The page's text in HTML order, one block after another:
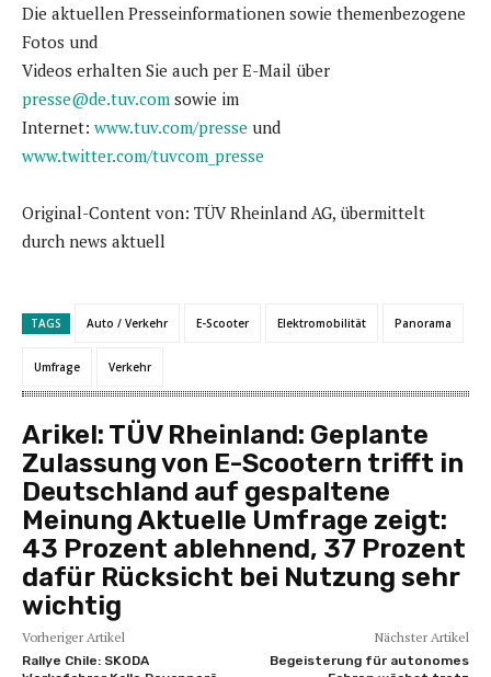
Die aktuellen Presseinformationen sowie themenbezogene
Fotos und
Videos erhalten Sie auch per E-Mail über
presse@de.tuv.com sowie im
Internet: www.tuv.com/presse und
www.twitter.com/tuvcom_presse
Original-Content von: TÜV Rheinland AG, übermittelt
durch news aktuell
TAGS Auto / Verkehr E-Scooter Elektromobilität Panorama
Umfrage Verkehr
Arikel: TÜV Rheinland: Geplante
Zulassung von E-Scootern trifft in
Deutschland auf gespaltene
Meinung Aktuelle Umfrage zeigt:
43 Prozent ablehnend, 37 Prozent
dafür Rücksicht bei Nutzung sehr
wichtig
Vorheriger Artikel
Rallye Chile: SKODA
Nächster Artikel
Begeisterung für autonomes